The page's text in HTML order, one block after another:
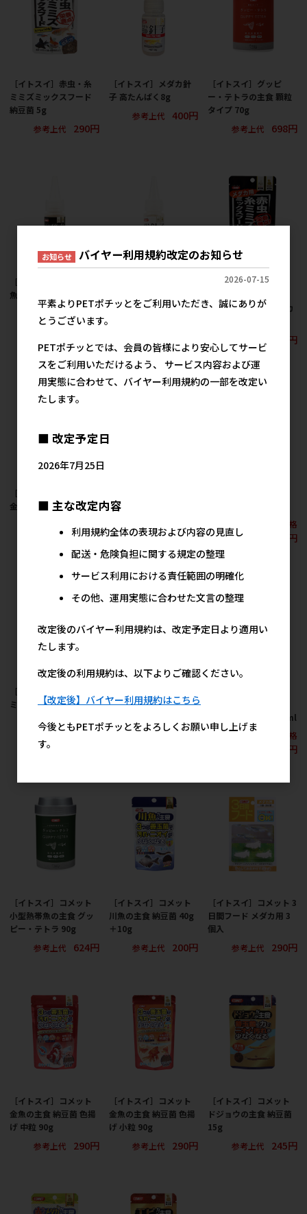
［イトスイ］赤虫・糸
ミミズミックスフード
納豆菌 5g
参考上代
290円
［イトスイ］メダカ針
子 高たんぱく8g
参考上代
400円
［イトスイ］グッピ
ー・テトラの主食 顆粒
タイプ 70g
参考上代
698円
［イトスイ］メダカ稚
魚 10g
参考上代
400円
［イトスイ］コメット
スフード 納豆菌 メダカ
290円
［イトスイ］コメット
金魚の高栄養食 100g
624円
殖 メダカの主食 35g
参考上代
348円
メーカー希望小売価格
667円
［イトスイ］メダカの
ミジンコパウダー 38g
参考上代
398円
メダカの高栄養食 84g
参考上代
690円
100% 稚魚のエサ 11ml
メーカー希望小売価格
398円
［イトスイ］コメット
小型熱帯魚の主食 グッ
ピー・テトラ 90g
参考上代
624円
［イトスイ］コメット
川魚の主食 納豆菌 40g
＋10g
参考上代
200円
［イトスイ］コメット 3
日間フード メダカ用 3
個入
参考上代
290円
［イトスイ］コメット
金魚の主食 納豆菌 色揚
げ 中粒 90g
参考上代
290円
［イトスイ］コメット
金魚の主食 納豆菌 色揚
げ 小粒 90g
参考上代
290円
［イトスイ］コメット
ドジョウの主食 納豆菌
15g
参考上代
245円
お知らせ バイヤー利用規約改定のお知らせ
2026-07-15
平素よりPETポチッとをご利用いただき、誠にありが
とうございます。
PETポチッとでは、会員の皆様により安心してサービ
スをご利用いただけるよう、 サービス内容および運
用実態に合わせて、バイヤー利用規約の一部を改定い
たします。
■ 改定予定日
2026年7月25日
■ 主な改定内容
利用規約全体の表現および内容の見直し
配送・危険負担に関する規定の整理
サービス利用における責任範囲の明確化
その他、運用実態に合わせた文言の整理
改定後のバイヤー利用規約は、改定予定日より適用い
たします。
改定後の利用規約は、以下よりご確認ください。
【改定後】バイヤー利用規約はこちら
今後ともPETポチッとをよろしくお願い申し上げま
す。